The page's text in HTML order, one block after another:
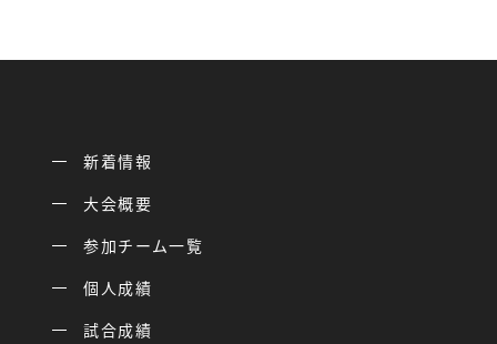
新着情報
大会概要
参加チーム一覧
個人成績
試合成績